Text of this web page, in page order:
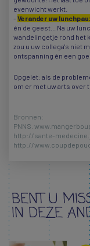
evenwicht werkt.
- Verander uw
én de geest... Na uw
wandelingetje rond het
zou u uw collega's niet
ontspanning én een
Opgelet: als de
om er met uw arts over
Bronnen:
PNNS.
http://sante-
http://
BENT U
IN DEZE